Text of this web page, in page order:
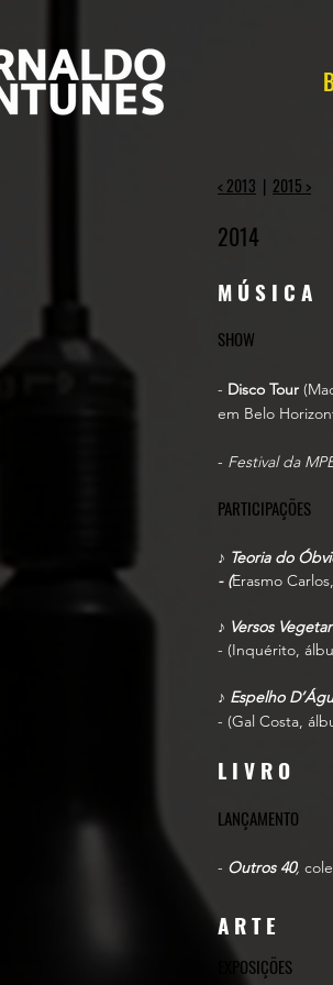
< 2013 | 2015 >
2014
M Ú S I C A
SHOW
- Disco Tour (
em Belo
- Festival da
PARTICIPAÇÕES
♪ Teoria do
- (Erasmo
♪ Versos
- (Inquérito,
♪ Espelho
- (Gal Costa,
L I V R O
LANÇAMENTO
- Outros 40,
A R T E
EXPOSIÇÕES